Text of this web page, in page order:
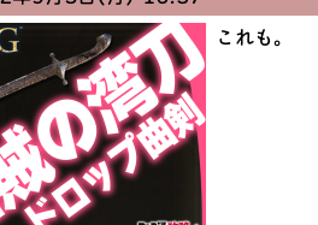
これも。